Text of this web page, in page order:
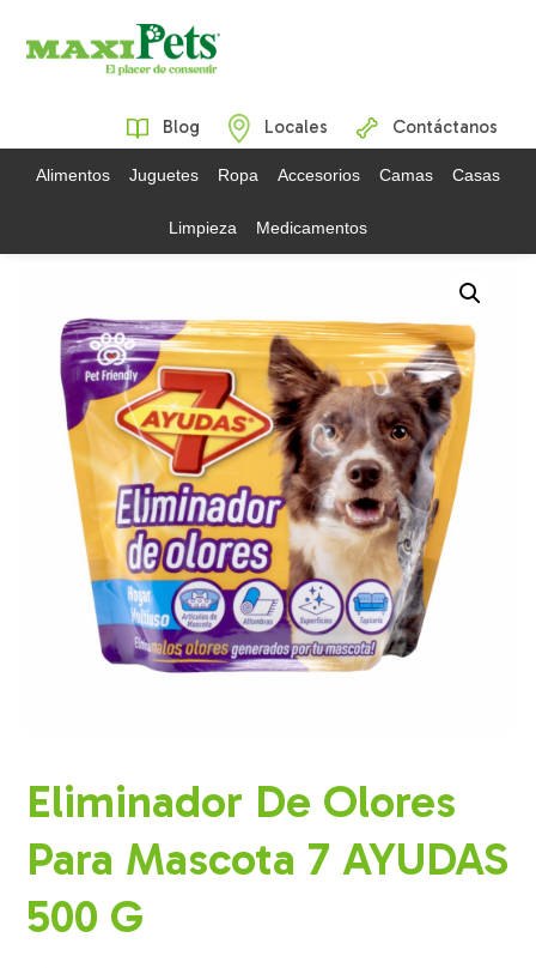
Blog Locales Contáctanos
Alimentos Juguetes Ropa Accesorios Camas Casas
Limpieza Medicamentos
Eliminador De Olores
Para Mascota 7 AYUDAS
500 G